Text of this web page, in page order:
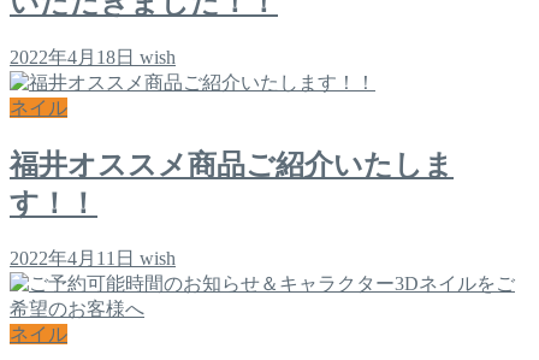
2022年4月18日 wish
ネイル
福井オススメ商品ご紹介いたしま
す！！
2022年4月11日 wish
ネイル